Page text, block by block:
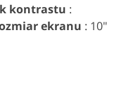
kontrastu :
ekranu : 10"